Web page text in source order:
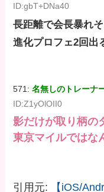
ID:gbT+DNa40
長距離で会長暴れそ
進化プロフェ2回出
571:名無しのトレーナ
ID:Z1yOlOII0
影だけが取り柄の
東京マイルではな
引用元:
【iOS/